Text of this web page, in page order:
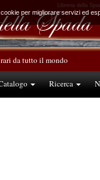
Libreria della
da tutto il mondo
Ricerca
per migliorare servizi ed